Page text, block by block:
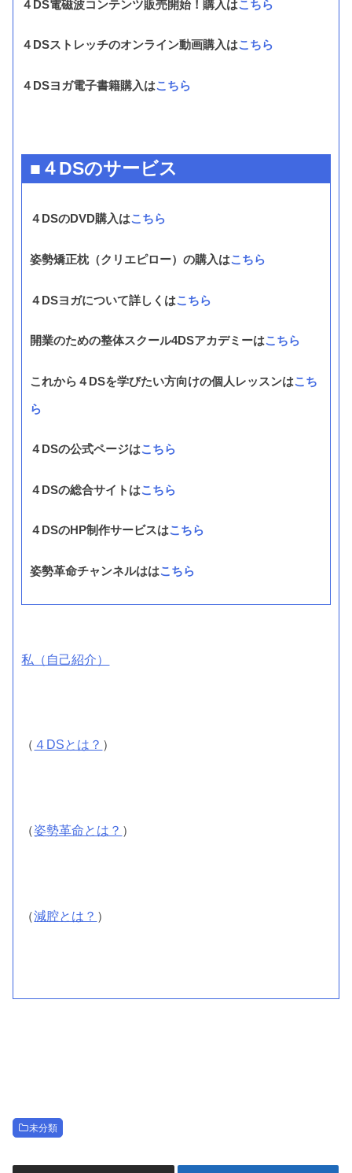
４DS電磁波コンテンツ販売開始！購入はこちら
４DSストレッチのオンライン動画購入はこちら
４DSヨガ電子書籍購入はこちら
■４DSのサービス
４DSのDVD購入はこちら
姿勢矯正枕（クリエピロー）の購入はこちら
４DSヨガについて詳しくはこちら
開業のための整体スクール4DSアカデミーはこちら
これから４DSを学びたい方向けの個人レッスンはこち
ら
４DSの公式ページはこちら
４DSの総合サイトはこちら
４DSのHP制作サービスはこちら
姿勢革命チャンネルははこちら
私（自己紹介）
（ ４DSとは？ ）
（姿勢革命とは？ ）
（減腔とは？ ）
未分類